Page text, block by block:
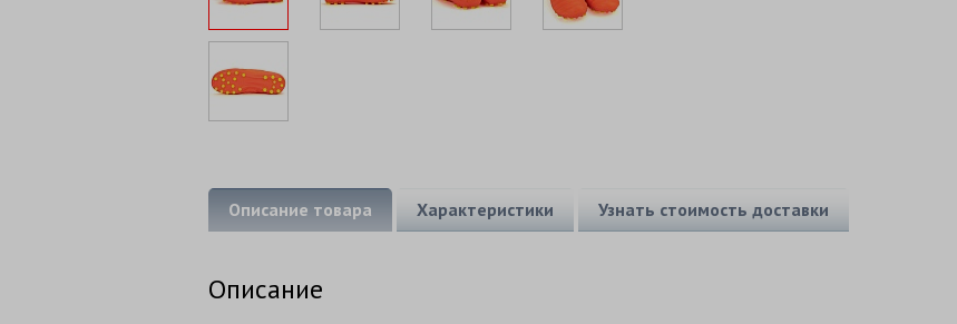
Описание товара Характеристики Узнать стоимость доставки
Описание